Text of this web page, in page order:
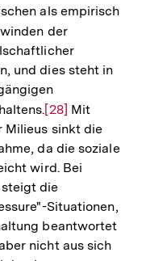
als empirisch
der
und dies steht in
Zur
Auflösung
der
Fußnote
[28] Mit
Milieus sinkt die
da die soziale
wird. Bei
die
Situationen,
beantwortet
nicht aus sich